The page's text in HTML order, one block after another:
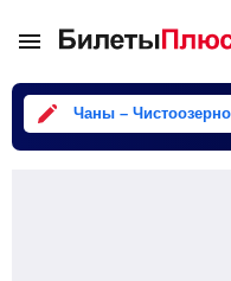
Чаны –